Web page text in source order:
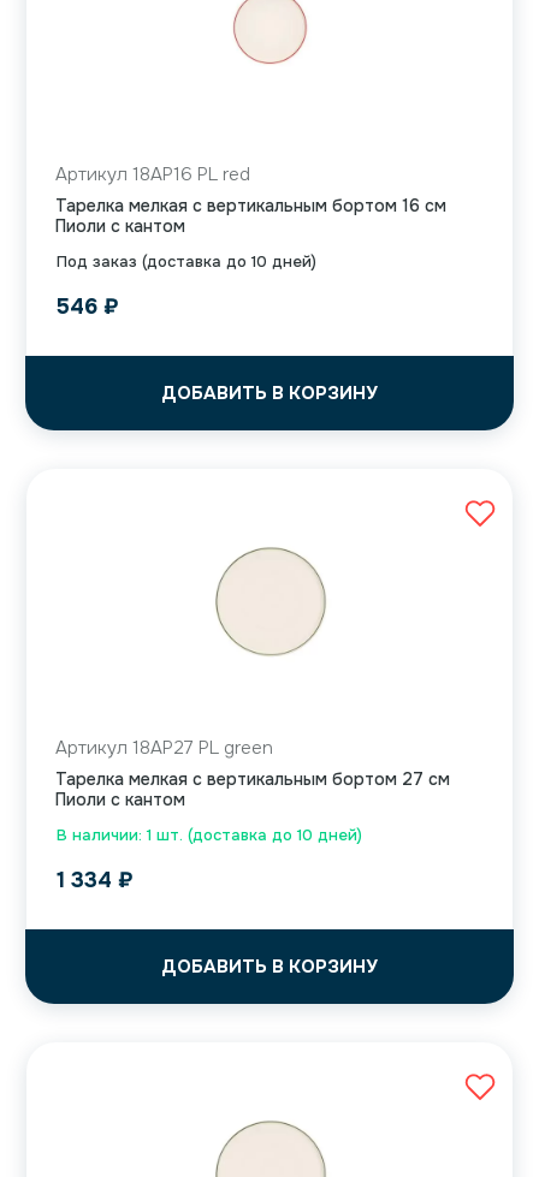
Под заказ (доставка до 10 дней)
Артикул 18AP16 PL red
Тарелка мелкая с вертикальным бортом 16 см
Пиоли с кантом
546 ₽
ДОБАВИТЬ В КОРЗИНУ
В наличии: 1 шт. (доставка до 10 дней)
Артикул 18AP27 PL green
Тарелка мелкая с вертикальным бортом 27 см
Пиоли с кантом
1 334 ₽
ДОБАВИТЬ В КОРЗИНУ